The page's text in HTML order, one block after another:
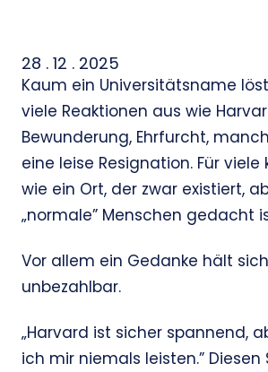
28 . 12 . 2025
Kaum ein Universitätsname
viele Reaktionen aus wie
Bewunderung, Ehrfurcht,
eine leise Resignation. Für
wie ein Ort, der zwar existiert,
„normale” Menschen gedacht
Vor allem ein Gedanke hält
unbezahlbar.
„Harvard ist sicher spannend,
ich mir niemals leisten.” Diesen